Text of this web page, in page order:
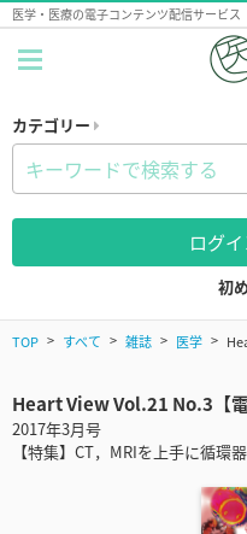
医学・医療の電子コンテンツ配信サービス
カテゴリー
ログ
初
TOP すべて 雑誌 医学
Heart View Vol.21 No.3【電
2017年3月号
【特集】CT，MRIを上手に循環